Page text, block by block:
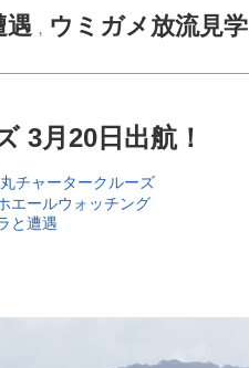
遇 , ウミガメ放流見学
3月20日出航！
チャータークルーズ
エールウォッチング
と遭遇